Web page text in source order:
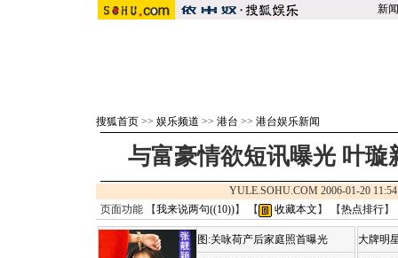
新闻
搜狐首页 >> 娱乐频道 >> 港台 >> 港台娱乐新闻
与富豪情欲短讯曝光 叶璇
YULE.SOHU.COM 2006-01-20
页面功能 【我来说两句((10))】 【 收藏本文 】 【热点排行】
图:关咏荷产后家庭照首曝光 大牌明